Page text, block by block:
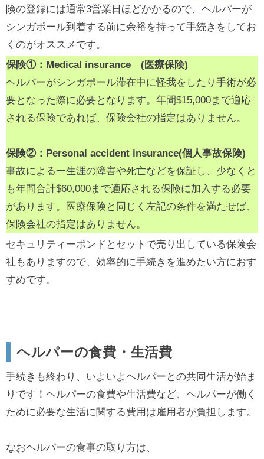
険の登録には通常3営業日ほどかかるので、ヘルパーが
シンガポール到着する前に余裕を持って手続きをしてお
くのがオススメです。
保険①：Medical insurance (医療保険)
ヘルパーがシンガポール滞在中に怪我をしたり手術が必
要となった際に必要となります。年間$15,000まで適応
される保険であれば、保険会社の指定はありません。
保険②：Personal accident insurance(個人事故保険)
事故による一生涯の障害や死亡などを保証し、少なくと
も年間合計$60,000まで適応される保険に加入する必要
があります。医療保険と同じく左記の条件を満たせば、
保険会社の指定はありません。
セキュリティーボンドとセットで売り出している保険会
社もありますので、効率的に手続きを進めたい方におす
すめです。
ヘルパーの食費・生活費
手続きも終わり、いよいよヘルパーとの共同生活が始ま
りです！ヘルパーの食費や生活費など、ヘルパーが働く
ために必要な生活に関する費用は雇用者が負担します。
なおヘルパーの食事の取り方は、